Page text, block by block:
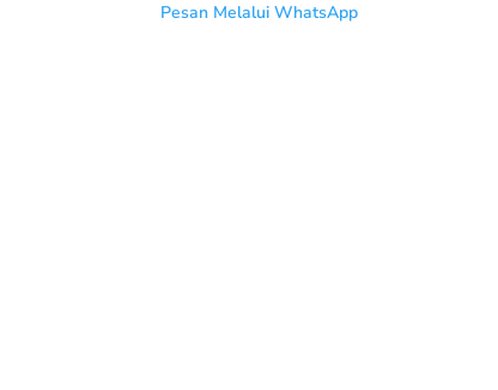
Pesan Melalui WhatsApp